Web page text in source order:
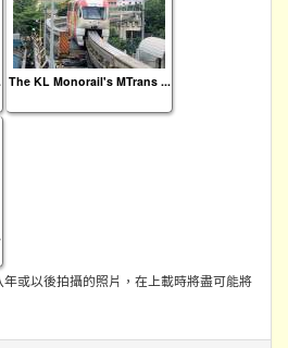
The KL Monorail's MTrans ...
或以後拍攝的照片，在上載時將盡可能將